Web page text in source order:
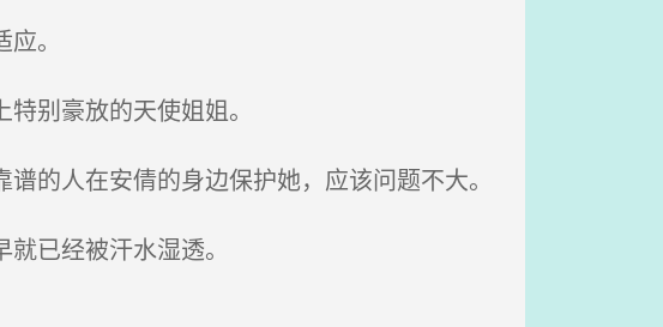
。
别豪放的天使姐姐。
的人在安倩的身边保护她，应该问题不大。
已经被汗水湿透。